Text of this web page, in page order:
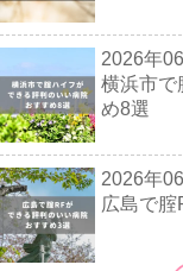
2026年
横浜市で
め8選
2026年
広島で